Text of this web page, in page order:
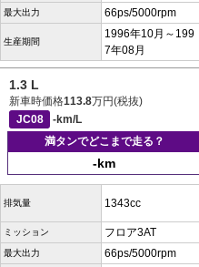
最大出力 66ps/5000rpm
生産期間
1996年10月～199
7年08月
1.3 L
新車時価格113.8万円(税抜)
JC08
-km/L
満タンでどこまで走る？
-km
排気量 1343cc
ミッション フロア3AT
最大出力 66ps/5000rpm